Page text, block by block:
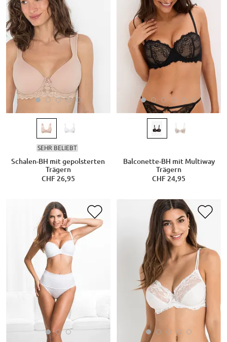
SEHR BELIEBT
Schalen-BH mit gepolsterten
Trägern
CHF 26,95
Balconette-BH mit Multiway
Trägern
CHF 24,95